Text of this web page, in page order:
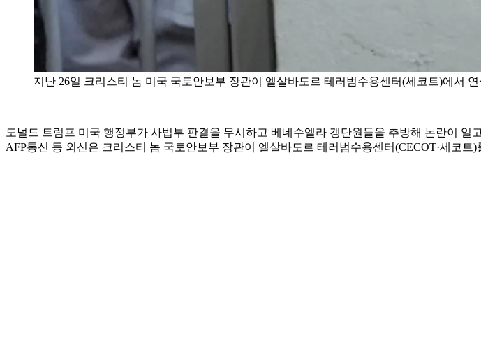
지난 26일 크리스티 놈 미국 국토안보부 장관이 엘살바도르 테러범수용센터(세코트)에서
도널드 트럼프 미국 행정부가 사법부 판결을 무시하고 베네수엘라 갱단원들을 추방해 논란이
AFP통신 등 외신은 크리스티 놈 국토안보부 장관이 엘살바도르 테러범수용센터(CECOT·세코트